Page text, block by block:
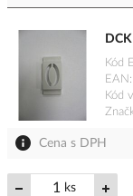
Kód
EAN
Kód
Cena s DPH
ks